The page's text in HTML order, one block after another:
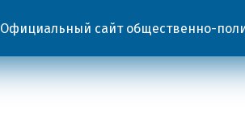
Официальный сайт общественно-